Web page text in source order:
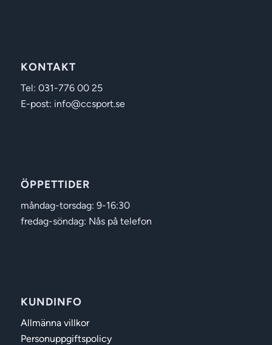
KONTAKT
Tel: 031-776 00 25
E-post: info@ccsport.se
ÖPPETTIDER
måndag-torsdag: 9-16:30
fredag-söndag: Nås på telefon
KUNDINFO
Allmänna villkor
Personuppgiftspolicy